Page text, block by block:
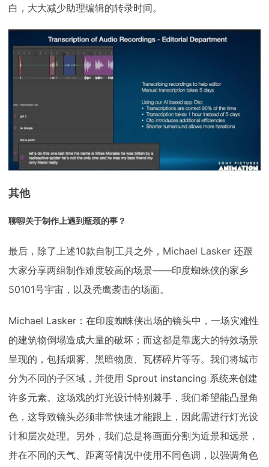
白，大大减少助理编辑的转录时间。
其他
聊聊关于制作上遇到瓶颈的事？
最后，除了上述10款自制工具之外，Michael Lasker 还跟
大家分享两组制作难度较高的场景——印度蜘蛛侠的家乡
50101号宇宙，以及秃鹰袭击的场面。
Michael Lasker：在印度蜘蛛侠出场的镜头中，一场灾难性
的建筑物倒塌造成大量的破坏；而这都是靠庞大的特效场景
呈现的，包括烟雾、黑暗物质、瓦楞碎片等等。我们将城市
分为不同的子区域，并使用 Sprout instancing 系统来创建
许多元素。这场戏的灯光设计特别棘手，我们希望能凸显角
色，这导致镜头必须非常快速才能跟上，因此需进行灯光设
计和层次处理。另外，我们总是将画面分割为近景和远景，
并在不同的天气、距离等情况中使用不同色调，以强调角色